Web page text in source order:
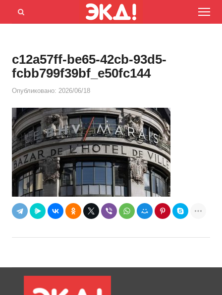
Menu
Открыть
c12a57ff-be65-42cb-93d5-
fcbb799f39bf_e50fc144
Опубликовано: 2026/06/18